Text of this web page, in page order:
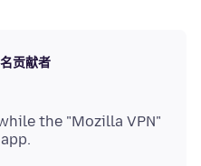
贡献者
the "Mozilla VPN"